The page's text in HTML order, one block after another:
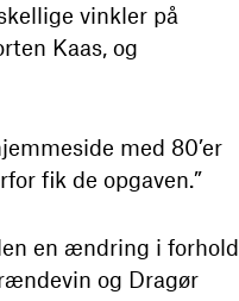
vinkler på
Kaas, og
med 80’er
fik de opgaven.”
en ændring i forhold
og Dragør